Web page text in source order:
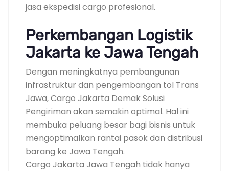
jasa ekspedisi cargo profesional.
Perkembangan Logistik
Jakarta ke Jawa Tengah
Dengan meningkatnya pembangunan
infrastruktur dan pengembangan tol Trans
Jawa, Cargo Jakarta Demak Solusi
Pengiriman akan semakin optimal. Hal ini
membuka peluang besar bagi bisnis untuk
mengoptimalkan rantai pasok dan distribusi
barang ke Jawa Tengah.
Cargo Jakarta Jawa Tengah tidak hanya